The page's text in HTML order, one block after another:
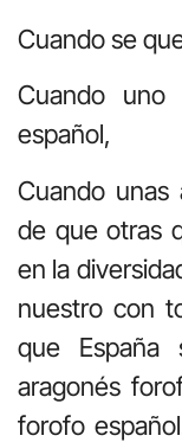
Cuando se
Cuando uno
español,
Cuando unas
de que otras
en la
nuestro con
que
aragonés
forofo